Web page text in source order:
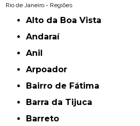
Rio de Janeiro - Regiões
Alto da Boa Vista
Andaraí
Anil
Arpoador
Bairro de Fátima
Barra da Tijuca
Barreto